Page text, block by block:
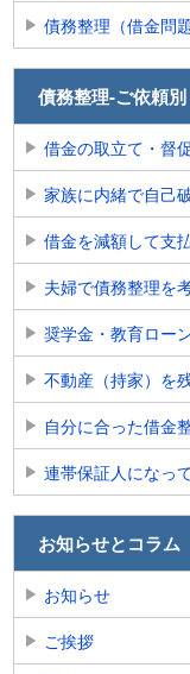
債務整理（借金問
債務整理-ご依頼別
借金の取立て・督
家族に内緒で自己
借金を減額して支
夫婦で債務整理を
奨学金・教育ロー
不動産（持家）を
自分に合った借金
連帯保証人になっ
お知らせとコラム
お知らせ
ご挨拶